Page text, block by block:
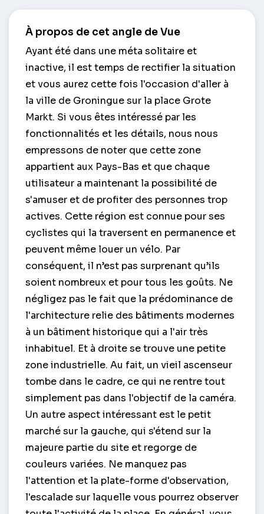
À propos de cet angle de Vue
Ayant été dans une méta solitaire et
inactive, il est temps de rectifier la situation
et vous aurez cette fois l'occasion d'aller à
la ville de Groningue sur la place Grote
Markt. Si vous êtes intéressé par les
fonctionnalités et les détails, nous nous
empressons de noter que cette zone
appartient aux Pays-Bas et que chaque
utilisateur a maintenant la possibilité de
s'amuser et de profiter des personnes trop
actives. Cette région est connue pour ses
cyclistes qui la traversent en permanence et
peuvent même louer un vélo. Par
conséquent, il n’est pas surprenant qu’ils
soient nombreux et pour tous les goûts. Ne
négligez pas le fait que la prédominance de
l'architecture relie des bâtiments modernes
à un bâtiment historique qui a l'air très
inhabituel. Et à droite se trouve une petite
zone industrielle. Au fait, un vieil ascenseur
tombe dans le cadre, ce qui ne rentre tout
simplement pas dans l'objectif de la caméra.
Un autre aspect intéressant est le petit
marché sur la gauche, qui s'étend sur la
majeure partie du site et regorge de
couleurs variées. Ne manquez pas
l'attention et la plate-forme d'observation,
l'escalade sur laquelle vous pourrez observer